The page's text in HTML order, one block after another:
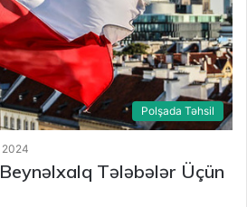
Polşada Təhsil
Tələbələr Üçün